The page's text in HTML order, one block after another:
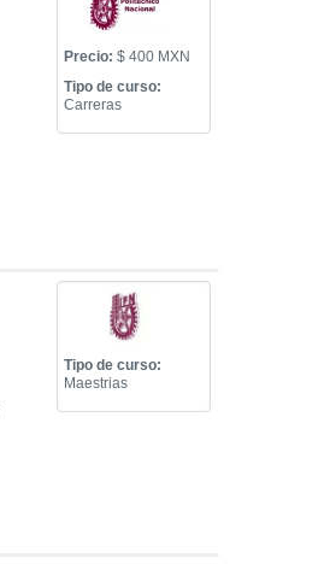
Precio: $ 400 MXN
Tipo de curso:
Carreras
Tipo de curso:
Maestrias